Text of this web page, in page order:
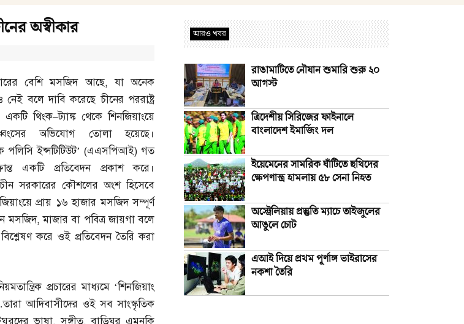
অস্বীকার
বেশি মসজিদ আছে,যা অনেক
বলে দাবি করেছে চীনের পররাষ্ট্র
একটি থিংক–ট্যাঙ্ক থেকে শিনজিয়াংয়ে
অভিযোগ তোলা হয়েছে।
পলিসি ইন্সটিটিউট’ (এএসপিআই)গত
একটি প্রতিবেদন প্রকাশ করে।
চীন সরকারের কৌশলের অংশ হিসেবে
প্রায় ১৬ হাজার মসজিদ সম্পূর্ণ
মসজিদ,মাজার বা পবিত্র জায়গা বলে
করে ওই প্রতিবেদন তৈরি করা
প্রচারের মাধ্যমে ‘শিনজিয়াং
তারা আদিবাসীদের ওই সব সাংস্কৃতিক
ভাষা,সঙ্গীত,বাড়িঘর এমনকি
আরও খবর
রাঙামাটিতে নৌযান শুমারি শুরু ২০
আগস্ট
ত্রিদেশীয় সিরিজের ফাইনালে
বাংলাদেশ ইমার্জিং দল
ইয়েমেনের সামরিক ঘাঁটিতে হুথিদের
ক্ষেপণাস্ত্র হামলায় ৫৮ সেনা নিহত
অস্ট্রেলিয়ায় প্রস্তুতি ম্যাচে তাইজুলের
আঙুলে চোট
এআই দিয়ে প্রথম পূর্ণাঙ্গ ভাইরাসের
নকশা তৈরি